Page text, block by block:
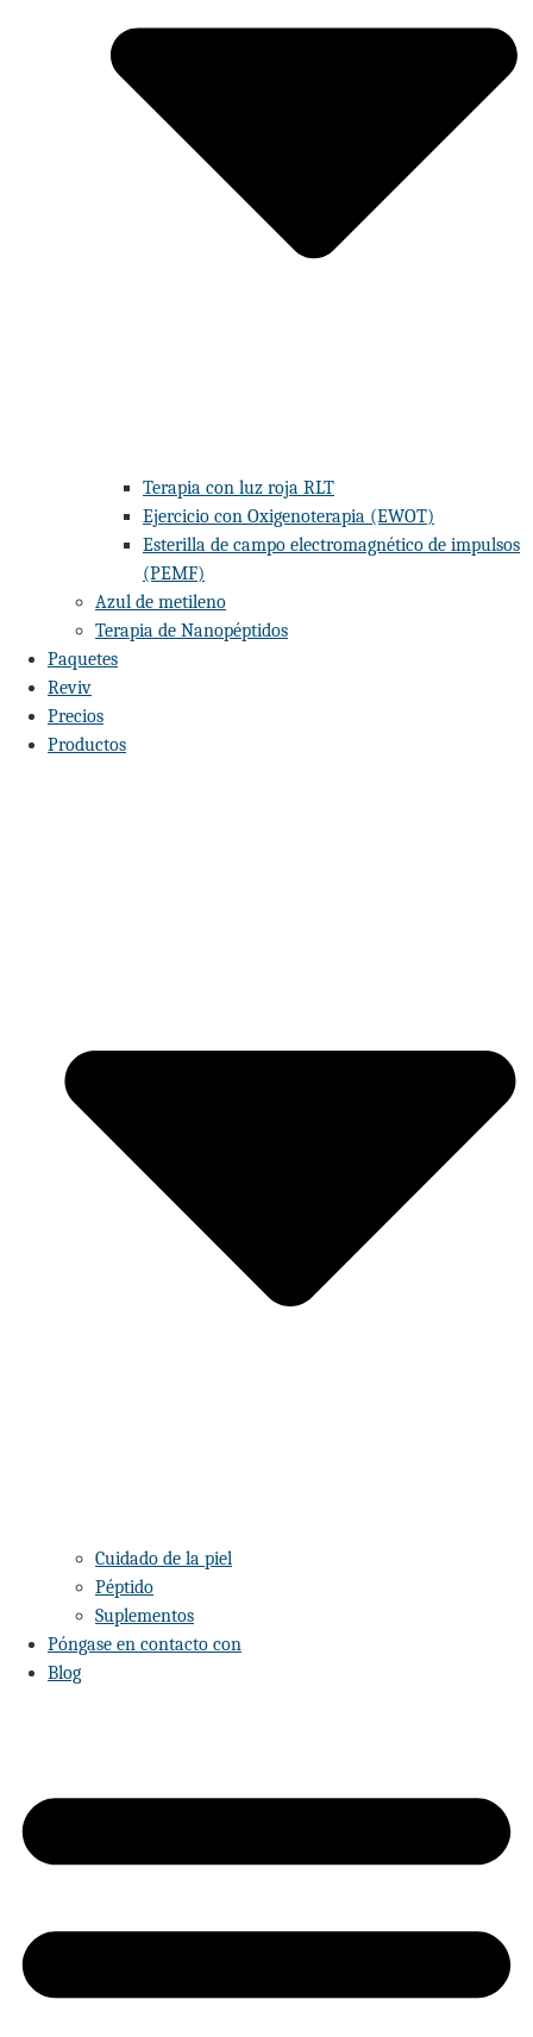
Terapia con luz roja RLT
Ejercicio con Oxigenoterapia (EWOT)
Esterilla de campo electromagnético de impulsos
(PEMF)
Azul de metileno
Terapia de Nanopéptidos
Paquetes
Reviv
Precios
Productos
Cuidado de la piel
Péptido
Suplementos
Póngase en contacto con
Blog